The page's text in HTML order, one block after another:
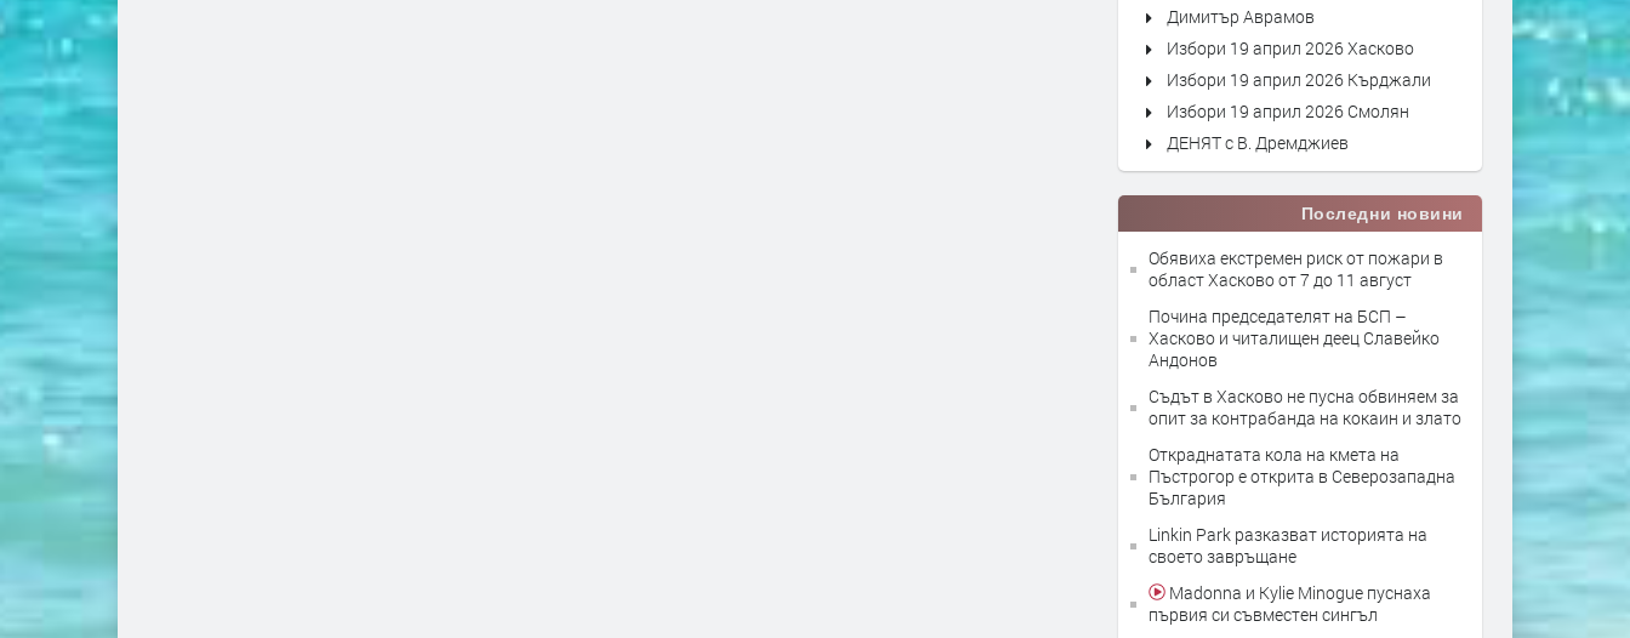
Димитър Аврамов
Избори 19 април 2026 Хасково
Избори 19 април 2026 Кърджали
Избори 19 април 2026 Смолян
ДЕНЯТ с В. Дремджиев
Последни новини
Обявиха екстремен риск от пожари в
област Хасково от 7 до 11 август
Почина председателят на БСП –
Хасково и читалищен деец Славейко
Андонов
Съдът в Хасково не пусна обвиняем за
опит за контрабанда на кокаин и злато
Откраднатата кола на кмета на
Пъстрогор е открита в Северозападна
България
Linkin Park разказват историята на
своето завръщане
Madonna и Kylie Minogue пуснаха
първия си съвместен сингъл